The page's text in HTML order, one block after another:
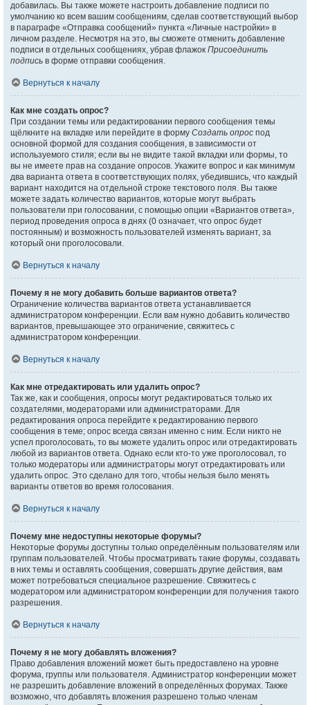
добавилась. Вы также можете настроить добавление подписи по
умолчанию ко всем вашим сообщениям, сделав соответствующий выбор
в параграфе «Отправка сообщений» пункта «Личные настройки» в
личном разделе. Несмотря на это, вы сможете отменить добавление
подписи в отдельных сообщениях, убрав флажок Присоединить
подпись в форме отправки сообщения.
Вернуться к началу
Как мне создать опрос?
При создании темы или редактировании первого сообщения темы
щёлкните на вкладке или перейдите в форму Создать опрос под
основной формой для создания сообщения, в зависимости от
используемого стиля; если вы не видите такой вкладки или формы, то
вы не имеете прав на создание опросов. Укажите вопрос и как минимум
два варианта ответа в соответствующих полях, убедившись, что каждый
вариант находится на отдельной строке текстового поля. Вы также
можете задать количество вариантов, которые могут выбрать
пользователи при голосовании, с помощью опции «Вариантов ответа»,
период проведения опроса в днях (0 означает, что опрос будет
постоянным) и возможность пользователей изменять вариант, за
который они проголосовали.
Вернуться к началу
Почему я не могу добавить больше вариантов ответа?
Ограничение количества вариантов ответа устанавливается
администратором конференции. Если вам нужно добавить количество
вариантов, превышающее это ограничение, свяжитесь с
администратором конференции.
Вернуться к началу
Как мне отредактировать или удалить опрос?
Так же, как и сообщения, опросы могут редактироваться только их
создателями, модераторами или администраторами. Для
редактирования опроса перейдите к редактированию первого
сообщения в теме; опрос всегда связан именно с ним. Если никто не
успел проголосовать, то вы можете удалить опрос или отредактировать
любой из вариантов ответа. Однако если кто-то уже проголосовал, то
только модераторы или администраторы могут отредактировать или
удалить опрос. Это сделано для того, чтобы нельзя было менять
варианты ответов во время голосования.
Вернуться к началу
Почему мне недоступны некоторые форумы?
Некоторые форумы доступны только определённым пользователям или
группам пользователей. Чтобы просматривать такие форумы, создавать
в них темы и оставлять сообщения, совершать другие действия, вам
может потребоваться специальное разрешение. Свяжитесь с
модератором или администратором конференции для получения такого
разрешения.
Вернуться к началу
Почему я не могу добавлять вложения?
Право добавления вложений может быть предоставлено на уровне
форума, группы или пользователя. Администратор конференции может
не разрешить добавление вложений в определённых форумах. Также
возможно, что добавлять вложения разрешено только членам